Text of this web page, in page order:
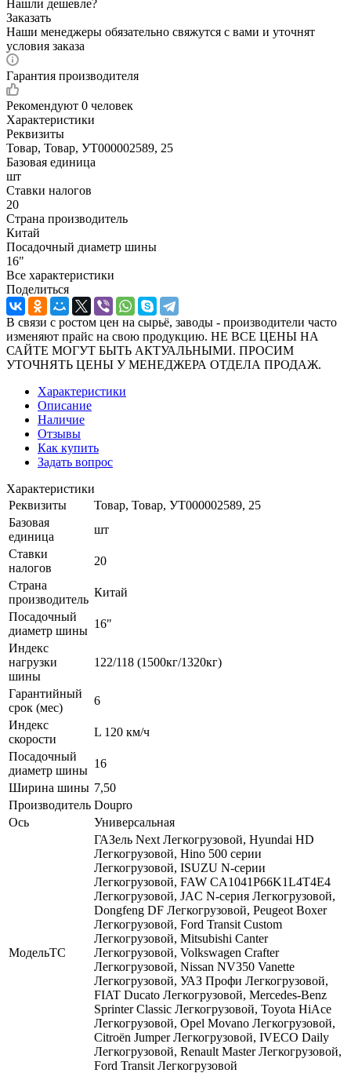
Нашли дешевле?
Заказать
Наши менеджеры обязательно свяжутся с вами и уточнят
условия заказа
Гарантия производителя
Рекомендуют 0 человек
Характеристики
Реквизиты
Товар, Товар, УТ000002589, 25
Базовая единица
шт
Ставки налогов
20
Страна производитель
Китай
Посадочный диаметр шины
16"
Все характеристики
Поделиться
В связи с ростом цен на сырьё, заводы - производители часто
изменяют прайс на свою продукцию. НЕ ВСЕ ЦЕНЫ НА
САЙТЕ МОГУТ БЫТЬ АКТУАЛЬНЫМИ. ПРОСИМ
УТОЧНЯТЬ ЦЕНЫ У МЕНЕДЖЕРА ОТДЕЛА ПРОДАЖ.
Характеристики
Описание
Наличие
Отзывы
Как купить
Задать вопрос
Характеристики
Реквизиты
Товар, Товар, УТ000002589, 25
Базовая
единица
шт
Ставки
налогов
20
Страна
производитель
Китай
Посадочный
диаметр шины
16"
Индекс
нагрузки
шины
122/118 (1500кг/1320кг)
Гарантийный
срок (мес)
6
Индекс
скорости
L 120 км/ч
Посадочный
диаметр шины
16
Ширина шины 7,50
Производитель Doupro
Ось
Универсальная
МодельТС
ГАЗель Next Легкогрузовой, Hyundai HD
Легкогрузовой, Hino 500 серии
Легкогрузовой, ISUZU N-серии
Легкогрузовой, FAW CA1041P66K1L4T4E4
Легкогрузовой, JAC N-серия Легкогрузовой,
Dongfeng DF Легкогрузовой, Peugeot Boxer
Легкогрузовой, Ford Transit Custom
Легкогрузовой, Mitsubishi Canter
Легкогрузовой, Volkswagen Crafter
Легкогрузовой, Nissan NV350 Vanette
Легкогрузовой, УАЗ Профи Легкогрузовой,
FIAT Ducato Легкогрузовой, Mercedes-Benz
Sprinter Classic Легкогрузовой, Toyota HiAce
Легкогрузовой, Opel Movano Легкогрузовой,
Citroën Jumper Легкогрузовой, IVECO Daily
Легкогрузовой, Renault Master Легкогрузовой,
Ford Transit Легкогрузовой